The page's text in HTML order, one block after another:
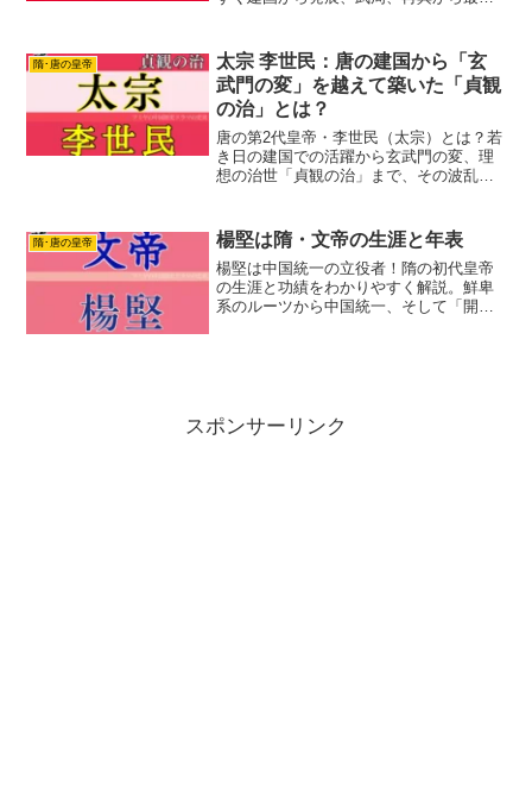
隋･唐の皇帝
太宗 李世民：唐の建国から「玄
武門の変」を越えて築いた「貞観
の治」とは？
唐の第2代皇帝・李世民（太宗）とは？若
き日の建国での活躍から玄武門の変、理
想の治世「貞観の治」まで、その波乱の
民。若き日の活躍から玄武門の変、そし
て名君としての統治、その功績と課題に
迫ります。
隋･唐の皇帝 楊堅は隋・文帝の生涯と年表
楊堅は中国統一の立役者！隋の初代皇帝
の生涯と功績をわかりやすく解説。鮮卑
系のルーツから中国統一、そして「開皇
スポンサーリンク